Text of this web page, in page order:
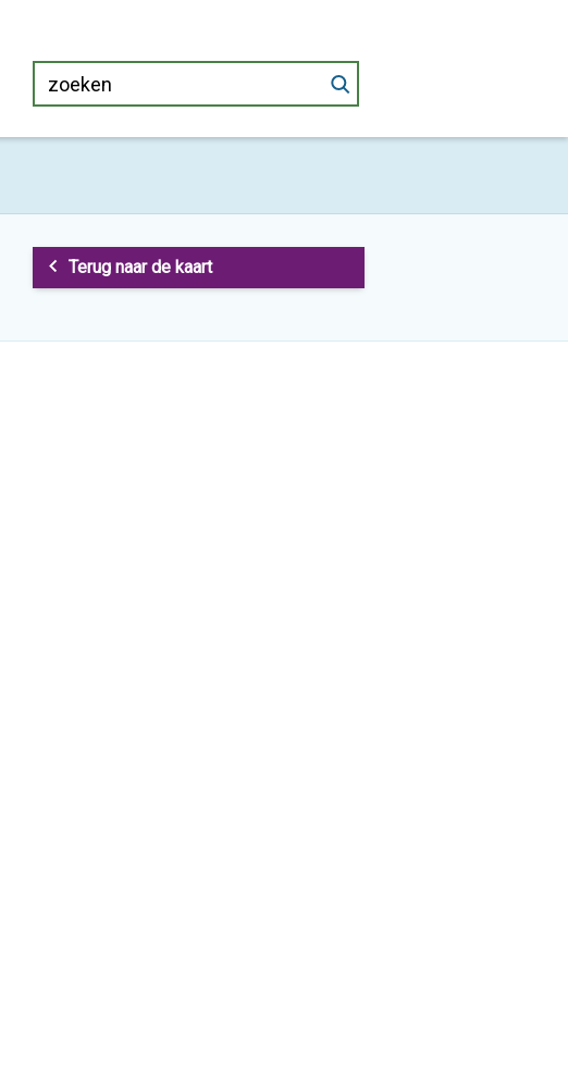
Terug naar de kaart